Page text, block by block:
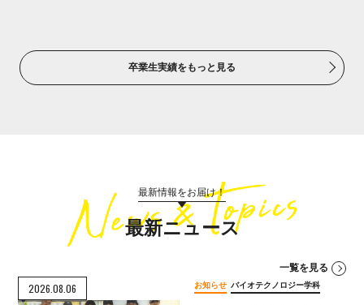
卒業生実績をもっと見る
最新情報をお届け！
最新ニュース
一覧を見る
2026.08.06 お知らせ バイオテクノロジー学科